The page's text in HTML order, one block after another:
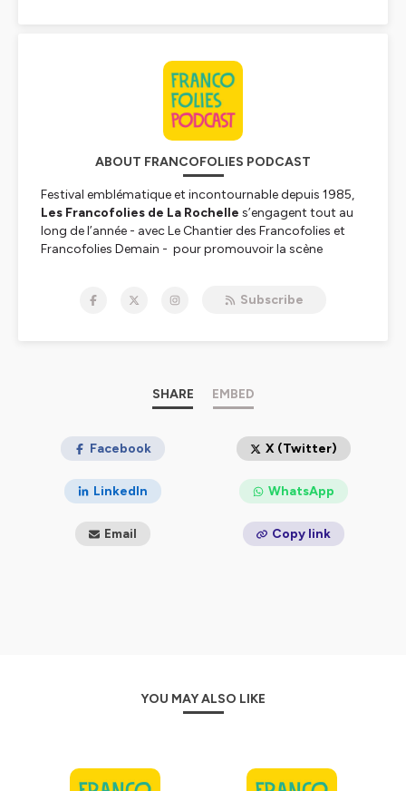
ABOUT FRANCOFOLIES PODCAST
Festival emblématique et incontournable depuis 1985,
Les Francofolies de La Rochelle s’engagent tout au
long de l’année - avecLe Chantier des Francofolies et
Francofolies Demain - pour promouvoir la scène
rencontres et débats autour de divers thématiques et
Hébergé par Ausha. Visitez
ausha.co/politique-de-
pour plus d'informations.
Subscribe
SHARE EMBED
Facebook X (Twitter)
LinkedIn WhatsApp
Email Copy link
YOU MAY ALSO LIKE